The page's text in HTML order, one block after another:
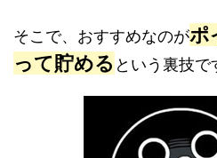
そこで、おすすめなのがポ
って貯める という裏技で